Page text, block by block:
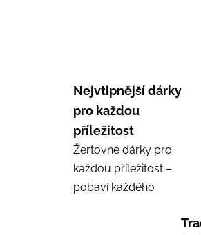
Nejvtipnější dárky
pro každou
příležitost
Žertovné dárky pro
každou příležitost –
pobaví každého